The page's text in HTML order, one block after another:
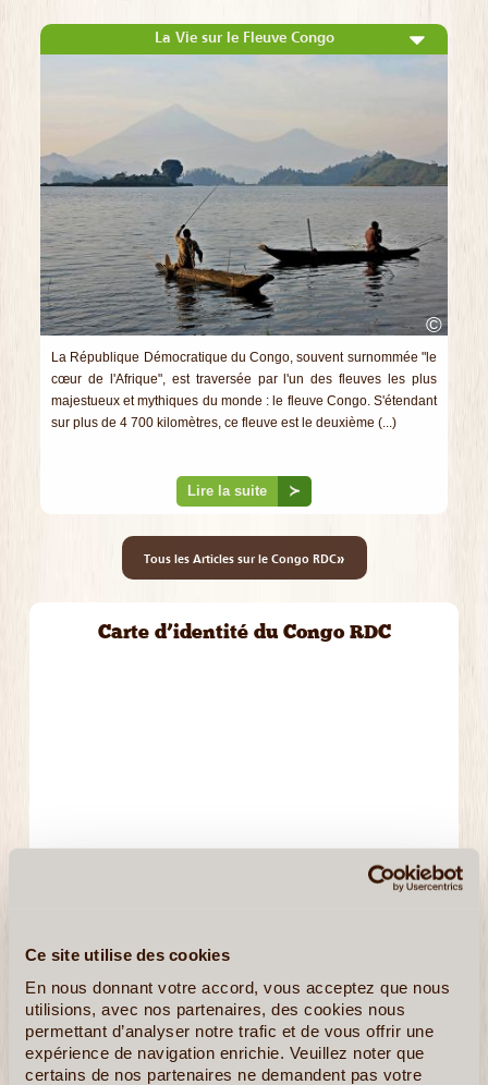
Ce site utilise des cookies
En nous donnant votre accord, vous acceptez que nous
utilisions, avec nos partenaires, des cookies nous
permettant d’analyser notre trafic et de vous offrir une
expérience de navigation enrichie. Veuillez noter que
certains de nos partenaires ne demandent pas votre
La Vie sur le Fleuve Congo
©
La République Démocratique du Congo, souvent surnommée "le
cœur de l'Afrique", est traversée par l'un des fleuves les plus
majestueux et mythiques du monde : le fleuve Congo. S'étendant
sur plus de 4 700 kilomètres, ce fleuve est le deuxième (...)
Lire la suite ≻
Tous les Articles sur le Congo RDC»
Carte d’identité du Congo RDC